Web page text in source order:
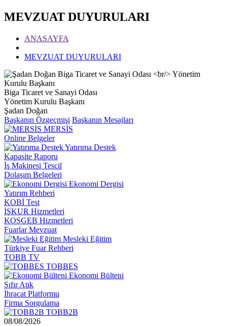
MEVZUAT DUYURULARI
ANASAYFA
MEVZUAT DUYURULARI
Biga Ticaret ve Sanayi Odası
Yönetim Kurulu Başkanı
Şadan Doğan
Başkanın Özgeçmişi Başkanın Mesajları
MERSİS
Online Belgeler
Yatırıma Destek
Kapasite Raporu
İş Makinesi Tescil
Dolaşım Belgeleri
Ekonomi Dergisi
Yatırım Rehberi
KOBİ Test
İŞKUR Hizmetleri
KOSGEB Hizmetleri
Fuarlar Mevzuat
Mesleki Eğitim
Türkiye Fuar Rehberi
TOBB TV
TOBBES
Ekonomi Bülteni
Sıfır Atık
İhracat Platformu
Firma Sorgulama
TOBB2B
08/08/2026